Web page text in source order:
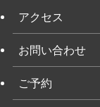
アクセス
お問い合わせ
ご予約